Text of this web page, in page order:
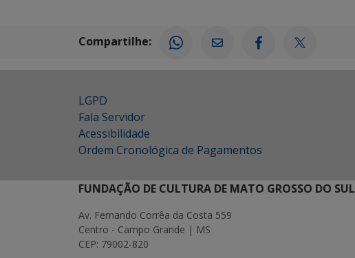
Compartilhe:
LGPD
Fala Servidor
Acessibilidade
Ordem Cronológica de Pagamentos
FUNDAÇÃO DE CULTURA DE MATO GROSSO DO SUL
Av. Fernando Corrêa da Costa 559
Centro - Campo Grande | MS
CEP: 79002-820